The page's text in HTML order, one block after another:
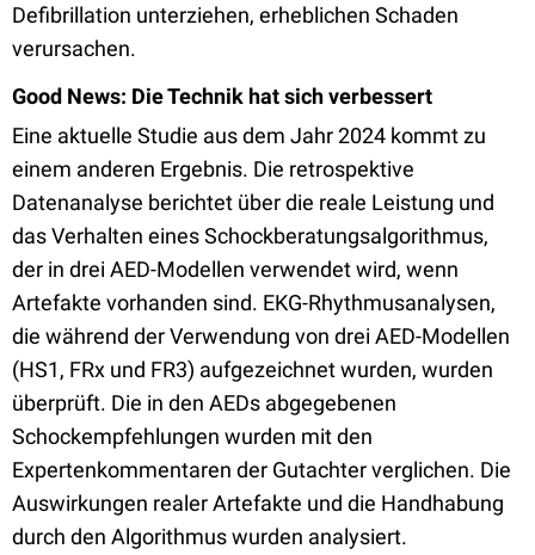
Defibrillation unterziehen, erheblichen Schaden
verursachen.
Good News: Die Technik hat sich verbessert
Eine aktuelle Studie aus dem Jahr 2024 kommt zu
einem anderen Ergebnis. Die retrospektive
Datenanalyse berichtet über die reale Leistung und
das Verhalten eines Schockberatungsalgorithmus,
der in drei AED-Modellen verwendet wird, wenn
Artefakte vorhanden sind. EKG-Rhythmusanalysen,
die während der Verwendung von drei AED-Modellen
(HS1, FRx und FR3) aufgezeichnet wurden, wurden
überprüft. Die in den AEDs abgegebenen
Schockempfehlungen wurden mit den
Expertenkommentaren der Gutachter verglichen. Die
Auswirkungen realer Artefakte und die Handhabung
durch den Algorithmus wurden analysiert.